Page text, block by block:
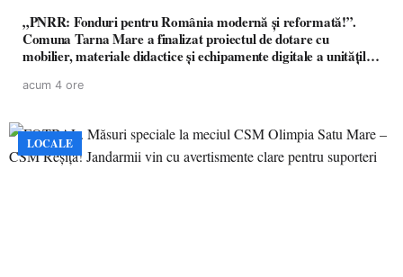
„PNRR: Fonduri pentru România modernă și reformată!”.
Comuna Tarna Mare a finalizat proiectul de dotare cu
mobilier, materiale didactice și echipamente digitale a unităților
acum 4 ore
LOCALE